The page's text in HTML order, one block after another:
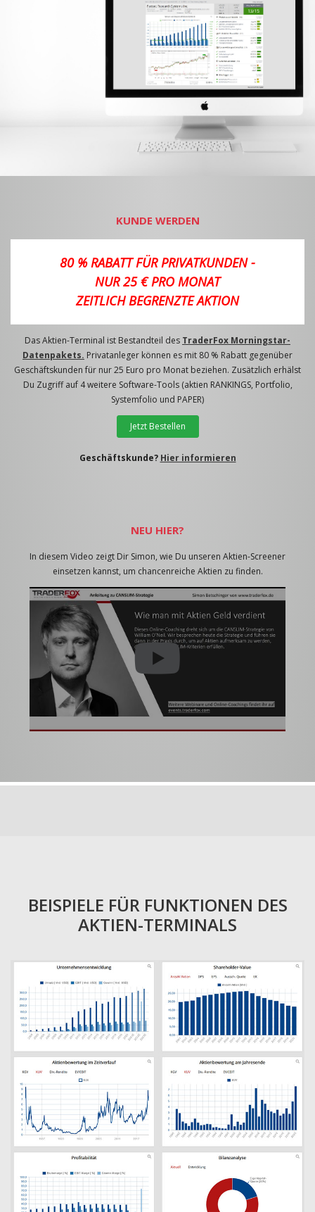
KUNDE WERDEN
80 % RABATT FÜR PRIVATKUNDEN -
NUR 25 € PRO MONAT
ZEITLICH BEGRENZTE AKTION
Das Aktien-Terminal ist Bestandteil des TraderFox Morningstar-
Datenpakets. Privatanleger können es mit 80 % Rabatt gegenüber
Geschäftskunden für nur 25 Euro pro Monat beziehen. Zusätzlich erhälst
Du Zugriff auf 4 weitere Software-Tools (aktien RANKINGS, Portfolio,
Systemfolio und PAPER)
Jetzt Bestellen
Geschäftskunde? Hier informieren
NEU HIER?
In diesem Video zeigt Dir Simon, wie Du unseren Aktien-Screener
einsetzen kannst, um chancenreiche Aktien zu finden.
BEISPIELE FÜR FUNKTIONEN DES
AKTIEN-TERMINALS